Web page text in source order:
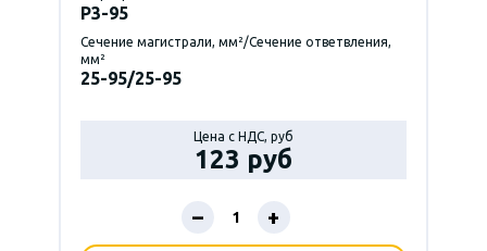
P3-95
Сечение магистрали, мм²/Сечение ответвления,
мм²
25-95/25-95
Цена с НДС, руб
123 руб
– +